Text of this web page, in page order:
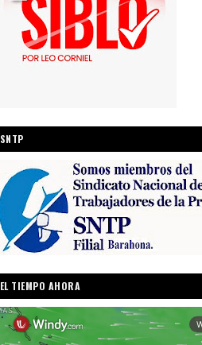
SNTP
EL TIEMPO AHORA